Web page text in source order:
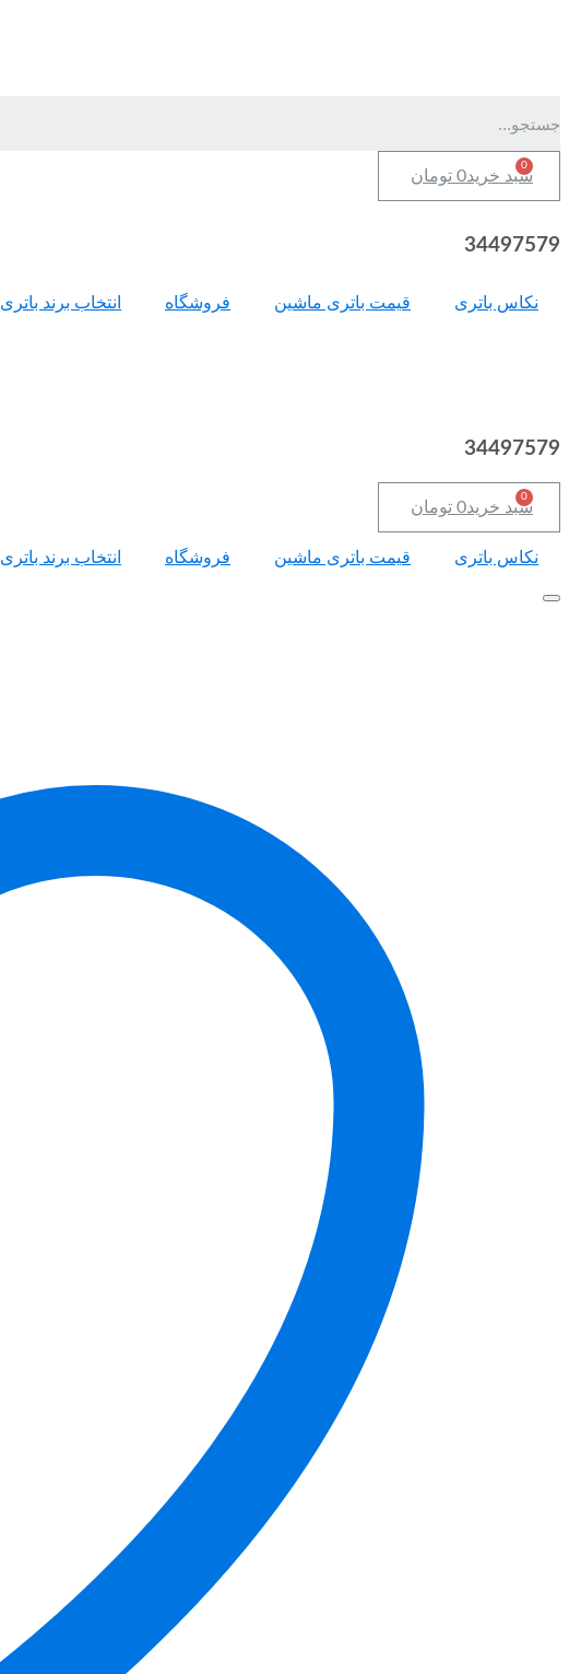
0 تومان سبد خرید
34497579
نکاس باتری قیمت باتری ماشین فروشگاه انتخاب برند باتری
34497579
0 تومان سبد خرید
نکاس باتری قیمت باتری ماشین فروشگاه انتخاب برند باتری